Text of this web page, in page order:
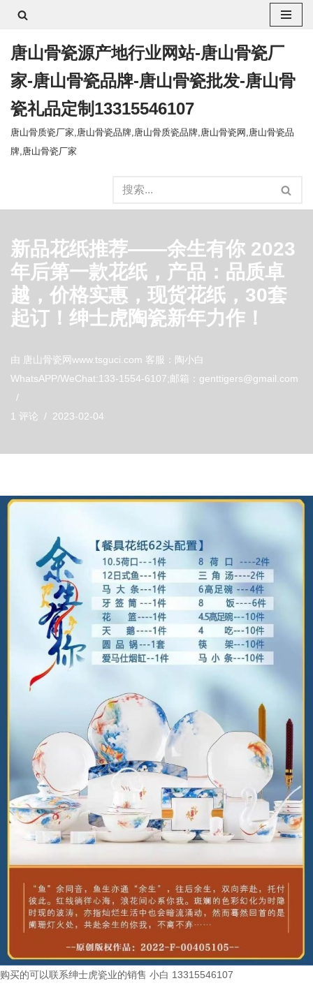
至
正
唐山骨瓷源产地行业网站-唐山骨瓷厂
家-唐山骨瓷品牌-唐山骨瓷批发-唐山骨
瓷礼品定制13315546107
唐山骨质瓷厂家,唐山骨瓷品牌,唐山骨质瓷品牌,唐山骨瓷网,唐山骨瓷品
牌,唐山骨瓷厂家
新品花纸推荐——余生有你 2023
年后第一款花纸，产品：品质卓
越，价格实惠，现货花纸，30套
起订！绅士虎陶瓷新年力作！
由 唐山骨瓷网www.tsguci.com 客服：陶小白
WhatsAPP/WeChat:133-1554-6107;邮箱：genttigers@gmail.com
1 评论 2023-02-04
购买的可以联系绅士虎瓷业的销售 小白 13315546107